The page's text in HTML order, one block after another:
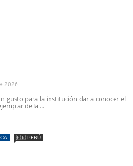
2026
gusto para la institución dar a conocer el
de la ...
🇵🇪 PERÚ